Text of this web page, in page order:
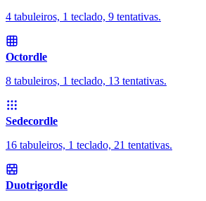
4 tabuleiros, 1 teclado, 9 tentativas.
Octordle
8 tabuleiros, 1 teclado, 13 tentativas.
Sedecordle
16 tabuleiros, 1 teclado, 21 tentativas.
Duotrigordle